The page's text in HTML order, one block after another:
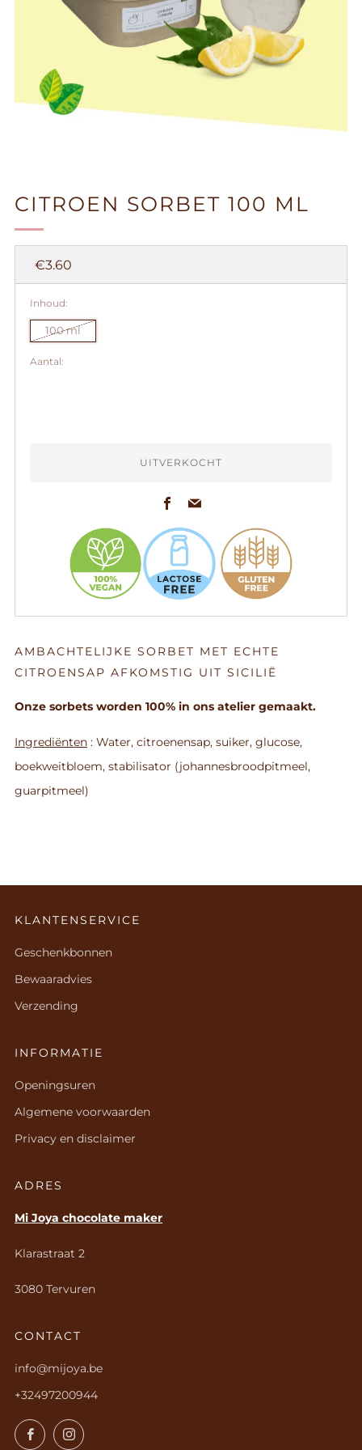
CITROEN SORBET 100 ML
Prijs
€3.60
Inhoud:
100 ml
Aantal:
UITVERKOCHT
Facebook
AMBACHTELIJKE SORBET MET ECHTE
CITROENSAP AFKOMSTIG UIT SICILIË
Onze sorbets worden 100% in ons atelier gemaakt.
Ingrediënten : Water, citroenensap, suiker, glucose,
boekweitbloem, stabilisator (johannesbroodpitmeel,
guarpitmeel)
KLANTENSERVICE
Geschenkbonnen
Bewaaradvies
Verzending
INFORMATIE
Openingsuren
Algemene voorwaarden
Privacy en disclaimer
ADRES
Mi Joya chocolate maker
Klarastraat 2
3080 Tervuren
CONTACT
info@mijoya.be
+32497200944
FacebookInstagram